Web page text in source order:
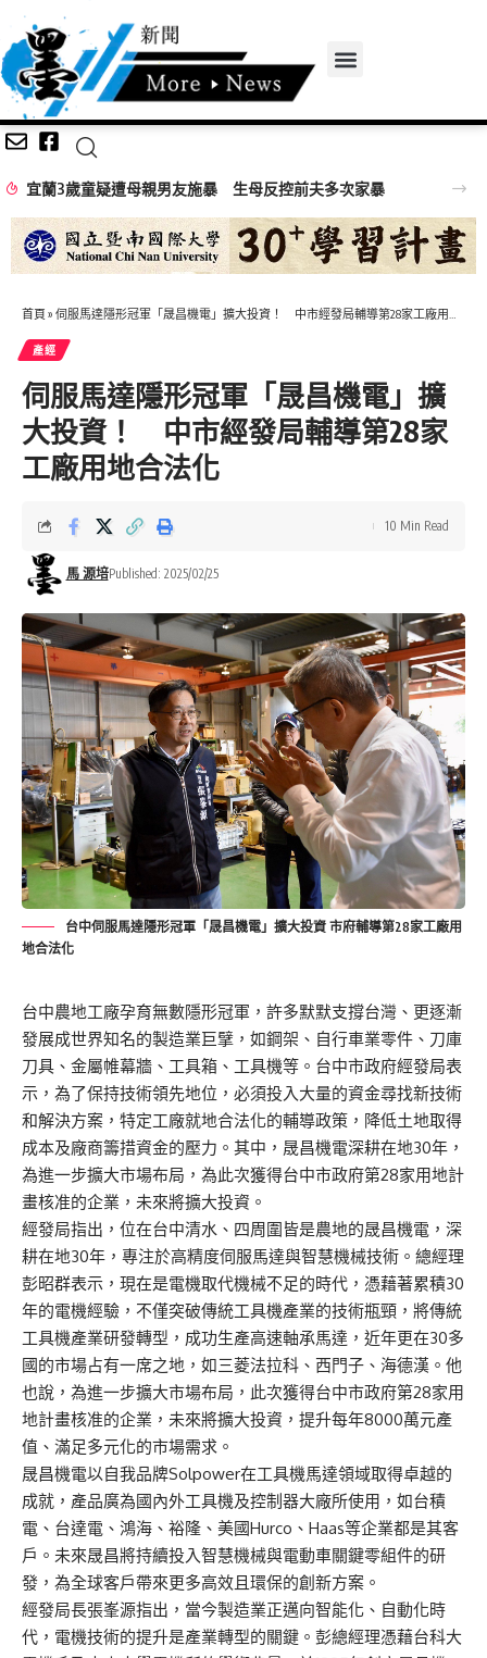
宜蘭3歲童疑遭母親男友施暴 生母反控前夫多次家暴
首頁 » 伺服馬達隱形冠軍「晟昌機電」擴大投資！ 中市經發局輔導第28家工廠用地合法化
產經
伺服馬達隱形冠軍「晟昌機電」擴
大投資！ 中市經發局輔導第28家
工廠用地合法化
馬 源培Published: 2025/02/25
10 Min Read
台中伺服馬達隱形冠軍「晟昌機電」擴大投資 市府輔導第28家工廠用
地合法化
台中農地工廠孕育無數隱形冠軍，許多默默支撐台灣、更逐漸
發展成世界知名的製造業巨擘，如鋼架、自行車業零件、刀庫
刀具、金屬帷幕牆、工具箱、工具機等。台中市政府經發局表
示，為了保持技術領先地位，必須投入大量的資金尋找新技術
和解決方案，特定工廠就地合法化的輔導政策，降低土地取得
成本及廠商籌措資金的壓力。其中，晟昌機電深耕在地30年，
為進一步擴大市場布局，為此次獲得台中市政府第28家用地計
畫核准的企業，未來將擴大投資。
經發局指出，位在台中清水、四周圍皆是農地的晟昌機電，深
耕在地30年，專注於高精度伺服馬達與智慧機械技術。總經理
彭昭群表示，現在是電機取代機械不足的時代，憑藉著累積30
年的電機經驗，不僅突破傳統工具機產業的技術瓶頸，將傳統
工具機產業研發轉型，成功生產高速軸承馬達，近年更在30多
國的市場占有一席之地，如三菱法拉科、西門子、海德漢。他
也說，為進一步擴大市場布局，此次獲得台中市政府第28家用
地計畫核准的企業，未來將擴大投資，提升每年8000萬元產
值、滿足多元化的市場需求。
晟昌機電以自我品牌Solpower在工具機馬達領域取得卓越的
成就，產品廣為國內外工具機及控制器大廠所使用，如台積
電、台達電、鴻海、裕隆、美國Hurco、Haas等企業都是其客
戶。未來晟昌將持續投入智慧機械與電動車關鍵零組件的研
發，為全球客戶帶來更多高效且環保的創新方案。
經發局長張峯源指出，當今製造業正邁向智能化、自動化時
代，電機技術的提升是產業轉型的關鍵。彭總經理憑藉台科大